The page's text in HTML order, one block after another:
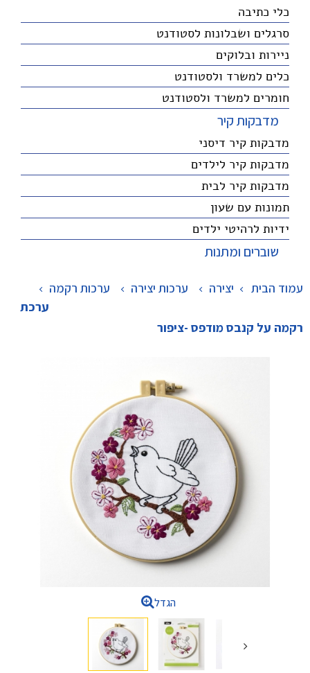
כלי כתיבה
סרגלים ושבלונות לסטודנט
ניירות ובלוקים
כלים למשרד ולסטודנט
חומרים למשרד ולסטודנט
מדבקות קיר
מדבקות קיר דיסני
מדבקות קיר לילדים
מדבקות קיר לבית
תמונות עם שעון
ידיות לרהיטי ילדים
שוברים ומתנות
עמוד הבית יצירה > ערכות יצירה > ערכות רקמה >
ערכת
רקמה על קנבס מודפס -ציפור
הגדל